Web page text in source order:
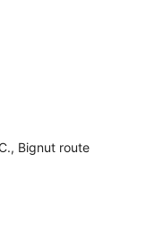
Bignut route